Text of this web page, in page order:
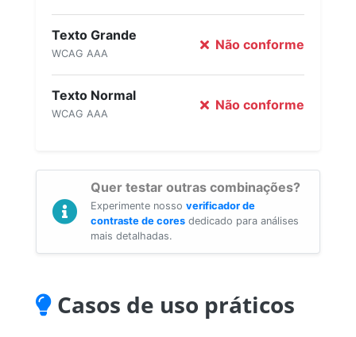
Texto Grande
WCAG AAA
Não conforme
Texto Normal
WCAG AAA
Não conforme
Quer testar outras combinações?
Experimente nosso verificador de
contraste de cores dedicado para análises
mais detalhadas.
Casos de uso práticos